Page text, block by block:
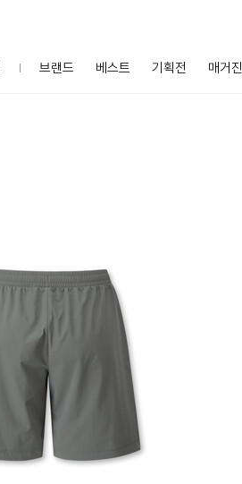
브랜드 베스트 기획전 매거진